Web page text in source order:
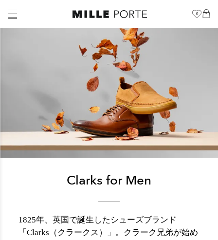
0
Clarks for Men
1825年、英国で誕生したシューズブランド
「Clarks（クラークス）」。クラーク兄弟が始め